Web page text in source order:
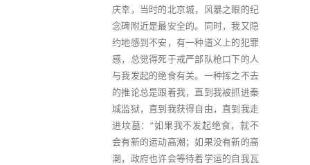
庆幸，当时的北京城，风暴之眼的纪
念碑附近是最安全的。同时，我又隐
约地感到不安，有一种道义上的犯罪
感，总觉得死于戒严部队枪口下的人
与我发起的绝食有关。一种挥之不去
的推论总是跟着我，直到我被抓进秦
城监狱，直到我获得自由，直到我走
进坟墓：“如果我不发起绝食，就不
会有新的运动高潮；如果没有新的高
潮，政府也许会等待着学运的自我瓦